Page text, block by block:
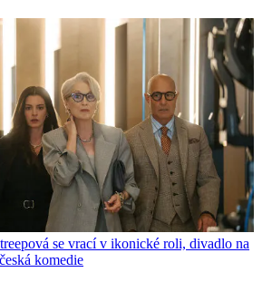
se vrací v ikonické roli, divadlo na
komedie